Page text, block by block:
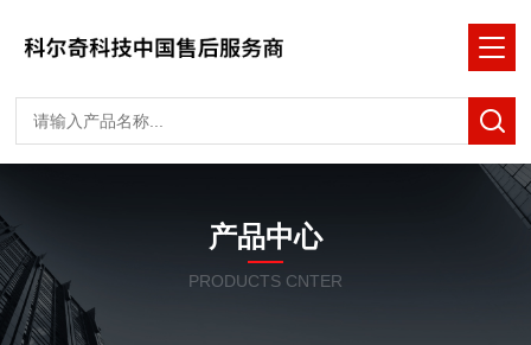
产品中心
PRODUCTS CNTER